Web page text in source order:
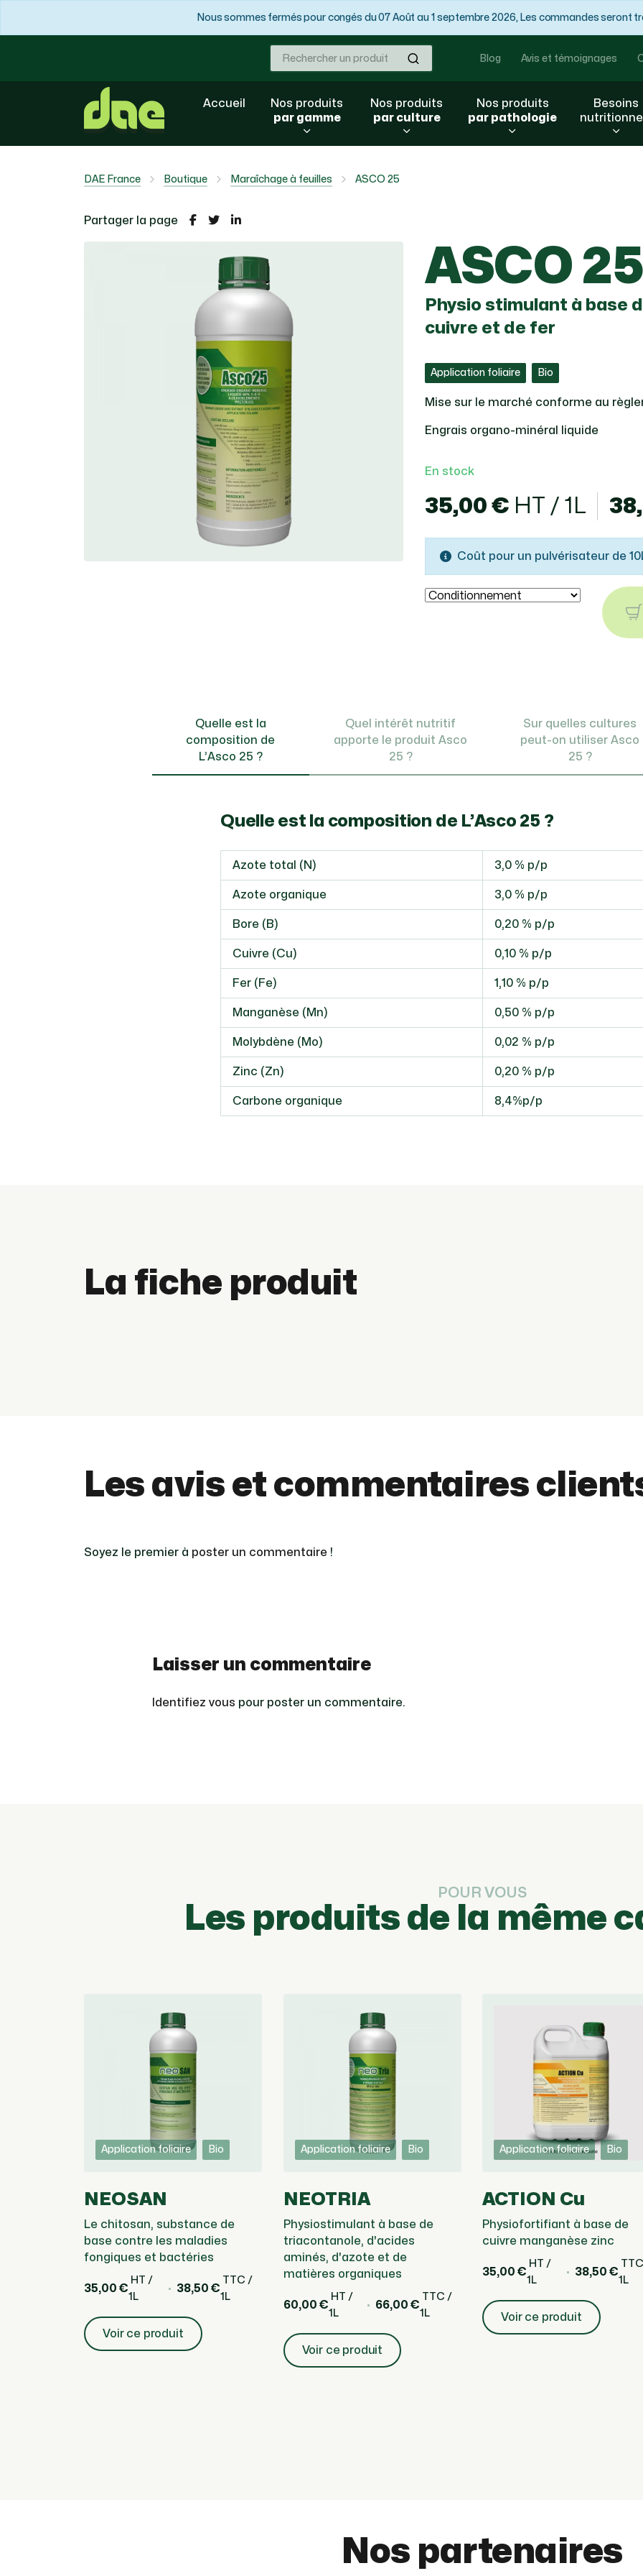
Nous sommes fermés pour congés du 07 Août au 1 septembre 2026, Les commandes seront
Blog Avis et témoignages
Accueil
Nos produits
par gamme
Nos produits
par culture
Nos produits
par pathologie
Besoins
DAE France Boutique Maraîchage à feuilles ASCO 25
Partager la page
ASCO 25
Physio stimulant à base
cuivre et de fer
Application foliaire Bio
Mise sur le marché conforme au
Engrais organo-minéral liquide
En stock
35,00 € HT / 1L
Coût pour un pulvérisateur de
Quelle est la
composition de
L’Asco 25 ?
Quel intérêt nutritif
apporte le produit Asco
25 ?
Sur quelles cultures
peut-on utiliser Asco
25 ?
Quelle est la composition de L’Asco 25 ?
Azote total (N) 3,0 % p/p
Azote organique 3,0 % p/p
Bore (B) 0,20 % p/p
Cuivre (Cu) 0,10 % p/p
Fer (Fe) 1,10 % p/p
Manganèse (Mn) 0,50 % p/p
Molybdène (Mo) 0,02 % p/p
Zinc (Zn) 0,20 % p/p
Carbone organique 8,4%p/p
La fiche produit
Les avis et commentaires
Soyez le premier à poster un commentaire !
Laisser un commentaire
Identifiez vous pour poster un commentaire.
POUR VOUS
Les produits de la même
Application foliaire Bio
NEOSAN
Le chitosan, substance de
base contre les maladies
fongiques et bactéries
35,00 €
HT /
1L
38,50 €
TTC /
1L
Voir ce produit
Application foliaire Bio
NEOTRIA
Physiostimulant à base de
triacontanole, d'acides
aminés, d'azote et de
matières organiques
60,00 €
HT /
1L
66,00 €
TTC /
1L
Voir ce produit
Application foliaire Bio
ACTION Cu
Physiofortifiant à base de
cuivre manganèse zinc
35,00 €
HT /
1L
38,50 €
1L
Voir ce produit
Nos partenaires